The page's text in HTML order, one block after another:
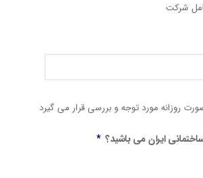
شرکت
روزانه مورد توجه و بررسی قرار می گیرد
ایران می باشید؟ *